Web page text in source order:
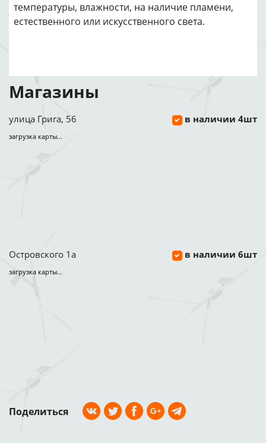
температуры, влажности, на наличие пламени,
естественного или искусственного света.
Магазины
улица Грига, 56 в наличии 4шт
загрузка карты...
Островского 1а в наличии 6шт
загрузка карты...
Поделиться